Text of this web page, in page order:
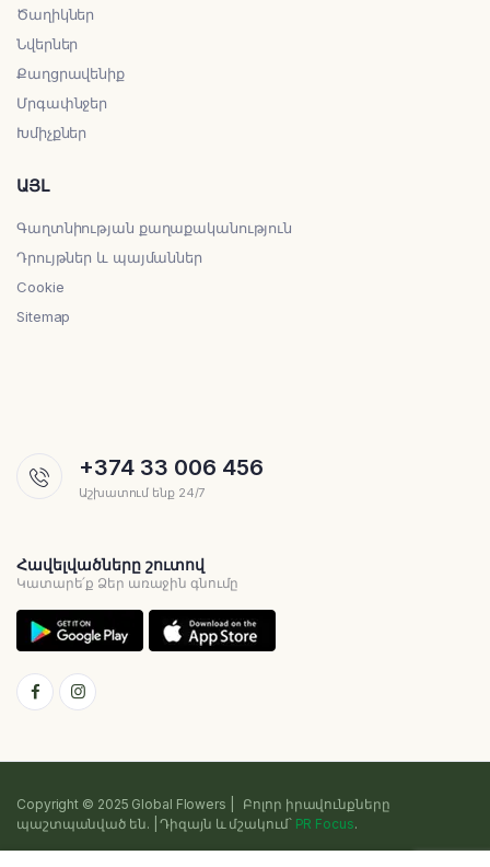
Ծաղիկներ
Նվերներ
Քաղցրավենիք
Մրգափնջեր
Խմիչքներ
ԱՅԼ
Գաղտնիության քաղաքականություն
Դրույթներ և պայմաններ
Cookie
Sitemap
+374 33 006 456
Աշխատում ենք 24/7
Հավելվածները շուտով
Կատարե՛ք Ձեր առաջին գնումը
Copyright © 2025 Global Flowers | Բոլոր իրավունքները
պաշտպանված են. | Դիզայն և մշակում՝ PR Focus.